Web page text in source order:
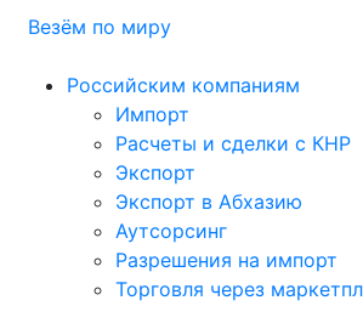
Везём по миру
Российским компаниям
Импорт
Расчеты и сделки с КНР
Экспорт
Экспорт в Абхазию
Аутсорсинг
Разрешения на импорт
Торговля через